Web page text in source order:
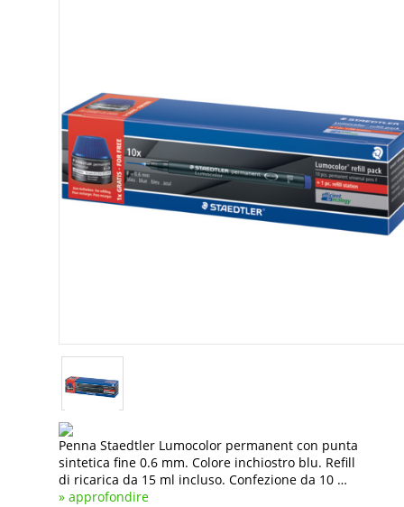
Penna Staedtler Lumocolor permanent con punta
sintetica fine 0.6 mm. Colore inchiostro blu. Refill
di ricarica da 15 ml incluso. Confezione da 10 …
» approfondire